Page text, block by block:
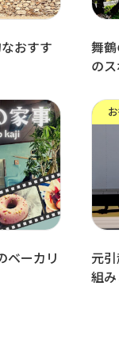
おすす
舞
の
ベーカリ
元
組